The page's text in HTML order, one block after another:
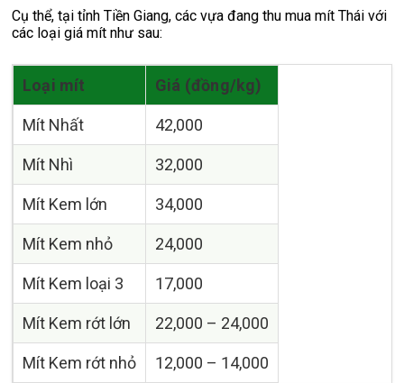
Cụ thể, tại tỉnh Tiền Giang, các vựa đang thu mua mít Thái với
các loại giá mít như sau:
Loại mít Giá (đồng/kg)
Mít Nhất 42,000
Mít Nhì 32,000
Mít Kem lớn 34,000
Mít Kem nhỏ 24,000
Mít Kem loại 3 17,000
Mít Kem rớt lớn 22,000 – 24,000
Mít Kem rớt nhỏ 12,000 – 14,000